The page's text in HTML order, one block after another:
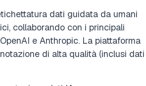
dati guidata da umani
collaborando con i principali
e Anthropic. La piattaforma
di alta qualità (inclusi dati